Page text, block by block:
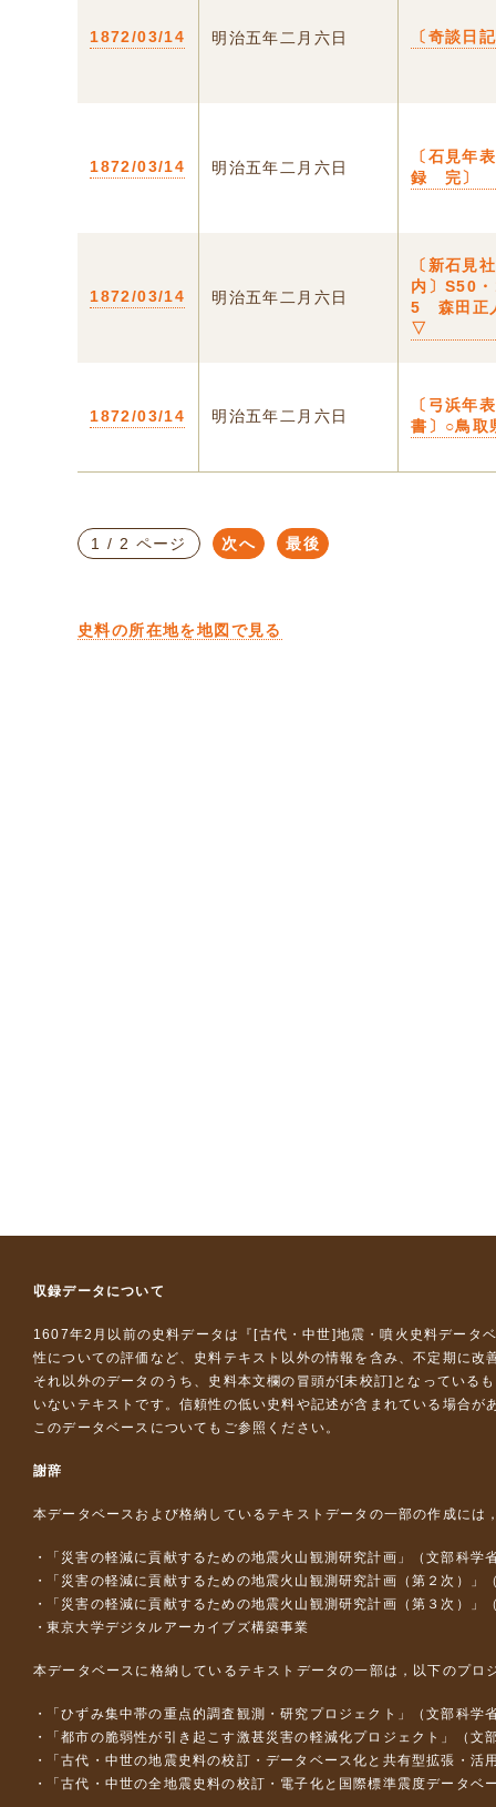
1872/03/14 明治五年二月六日 〔奇談日
1872/03/14 明治五年二月六日
〔石見年
録 完〕
1872/03/14 明治五年二月六日
〔新石見
内〕S50
5 森田
▽
1872/03/14 明治五年二月六日
〔弓浜年
書〕○鳥
1 / 2 ページ 次へ 最後
史料の所在地を地図で見る
収録データについて
1607年2月以前の史料データは『 [古代・中世]地震・噴火史料データ
性についての評価など、史料テキスト以外の情報を含み、不定期に改
それ以外のデータのうち、史料本文欄の冒頭が[未校訂]となっている
いないテキストです。信頼性の低い史料や記述が含まれている場合が
このデータベースについて もご参照ください。
謝辞
本データベースおよび格納しているテキストデータの一部の作成には
「災害の軽減に貢献するための地震火山観測研究計画」（文部科学
「災害の軽減に貢献するための地震火山観測研究計画（第２次）」
「災害の軽減に貢献するための地震火山観測研究計画（第３次）」
東京大学デジタルアーカイブズ構築事業
本データベースに格納しているテキストデータの一部は，以下のプロ
「ひずみ集中帯の重点的調査観測・研究プロジェクト」（文部科
「都市の脆弱性が引き起こす激甚災害の軽減化プロジェクト」（
「古代・中世の地震史料の校訂・データベース化と共有型拡張・
「古代・中世の全地震史料の校訂・電子化と国際標準震度データ